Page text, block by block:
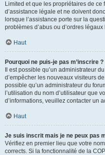
Limited et que les propriétaires de
d’assistance légale et ne doivent
lorsque l’assistance porte sur la
problèmes d’abus ou d’ordres
Haut
Pourquoi ne puis-je pas m’inscrire ?
Il est possible qu’un administrateur
d’empêcher les nouveaux visiteurs
possible qu’un administrateur du
l’utilisation du nom d’utilisateur que
d’informations, veuillez contacter un
Haut
Je suis inscrit mais je ne peux pas
Vérifiez en premier lieu que votre
corrects. Si la fonctionnalité de la